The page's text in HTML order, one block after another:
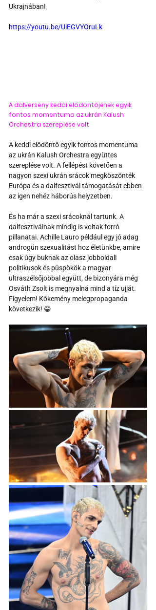
Ukrajnában!
https://youtu.be/UiEGVYOruLk
A dalverseny keddi elődöntőjének egyik
fontos momentuma az ukrán Kalush
Orchestra szereplése volt
A keddi elődöntő egyik fontos momentuma
az ukrán Kalush Orchestra együttes
szereplése volt. A fellépést követően a
nagyon szexi ukrán srácok megköszönték
Európa és a dalfesztivál támogatását ebben
az igen nehéz háborús helyzetben.
És ha már a szexi srácoknál tartunk. A
dalfesztiválnak mindig is voltak forró
pillanatai. Achille Lauro például egy jó adag
androgün szexualitást hoz életünkbe, amire
csak úgy buknak az olasz jobboldali
politikusok és püspökök a magyar
ultraszélsőjobbal együtt, de bizonyára még
Osváth Zsolt is megnyalná mind a tíz ujját.
Figyelem! Kőkemény melegpropaganda
következik! 😁